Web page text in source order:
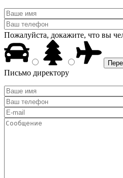
Пожалуйста, докажите, что вы
Письмо директору